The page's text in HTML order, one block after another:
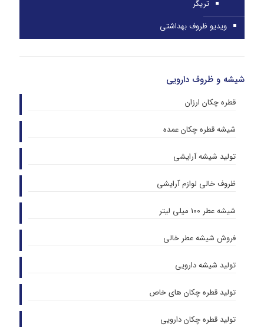
تریگر
ویدیو ظروف بهداشتی
شیشه و ظروف دارویی
قطره چکان ارزان
شیشه قطره چکان عمده
تولید شیشه آرایشی
ظروف خالی لوازم آرایشی
شیشه عطر 100 میلی لیتر
فروش شیشه عطر خالی
تولید شیشه دارویی
تولید قطره چکان های خاص
تولید قطره چکان دارویی